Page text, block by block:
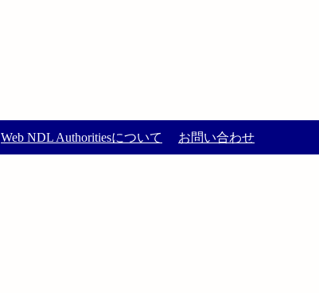
Web NDL Authoritiesについて お問い合わせ